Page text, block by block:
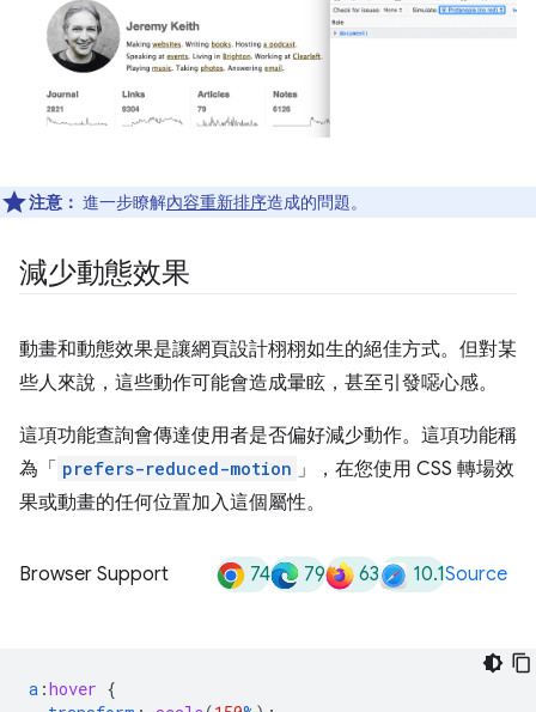
注意： 進一步瞭解內容重新排序造成的問題。
減少動態效果
動畫和動態效果是讓網頁設計栩栩如生的絕佳方式。但對某
些人來說，這些動作可能會造成暈眩，甚至引發噁心感。
這項功能查詢會傳達使用者是否偏好減少動作。這項功能稱
為「 prefers-reduced-motion 」，在您使用 CSS 轉場效
果或動畫的任何位置加入這個屬性。
Browser Support 74 79 63 10.1Source
a :hover {